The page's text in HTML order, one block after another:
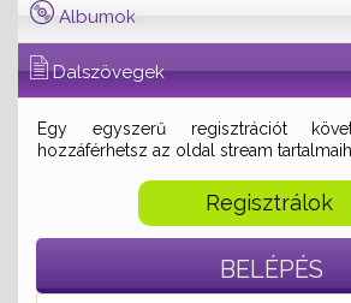
Albumok
Dalszövegek
Egy egyszerű regisztrációt
hozzáférhetsz az oldal stream
Regisztrálok
BELÉPÉS